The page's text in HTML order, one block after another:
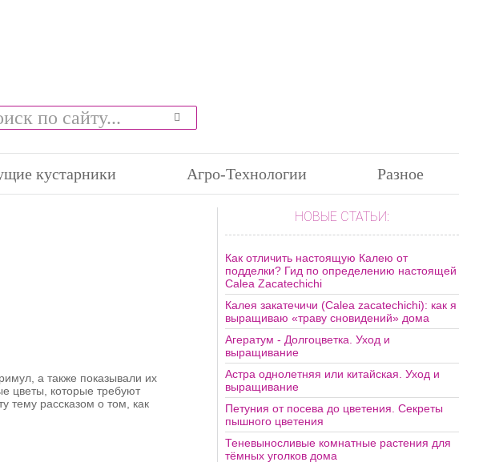
кустарники Агро-Технологии Разное
а также показывали их
цветы, которые требуют
тему рассказом о том, как
НОВЫЕ СТАТЬИ:
Как отличить настоящую Калею от
подделки? Гид по определению настоящей
Calea Zacatechichi
Калея закатечичи (Calea zacatechichi): как я
выращиваю «траву сновидений» дома
Агератум - Долгоцветка. Уход и
выращивание
Астра однолетняя или китайская. Уход и
выращивание
Петуния от посева до цветения. Секреты
пышного цветения
Теневыносливые комнатные растения для
тёмных уголков дома